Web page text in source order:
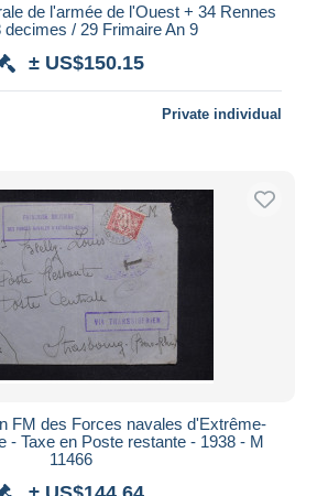
de l'armée de l'Ouest + 34 Rennes
decimes / 29 Frimaire An 9
± US$150.15
Private individual
FM des Forces navales d'Extrême-
- Taxe en Poste restante - 1938 - M
11466